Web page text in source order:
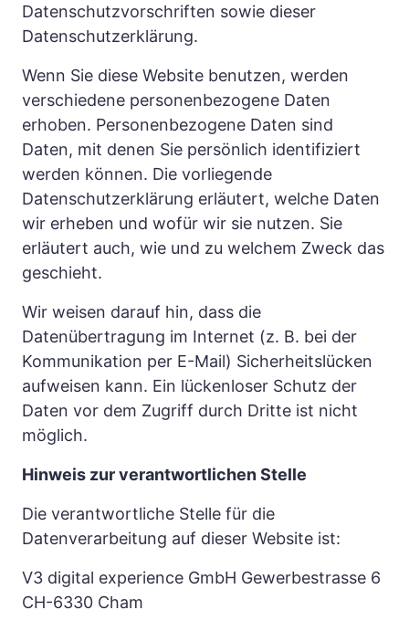
Datenschutzvorschriften sowie dieser
Datenschutzerklärung.
Wenn Sie diese Website benutzen, werden
verschiedene personenbezogene Daten
erhoben. Personenbezogene Daten sind
Daten, mit denen Sie persönlich identifiziert
werden können. Die vorliegende
Datenschutzerklärung erläutert, welche Daten
wir erheben und wofür wir sie nutzen. Sie
erläutert auch, wie und zu welchem Zweck das
geschieht.
Wir weisen darauf hin, dass die
Datenübertragung im Internet (z. B. bei der
Kommunikation per E-Mail) Sicherheitslücken
aufweisen kann. Ein lückenloser Schutz der
Daten vor dem Zugriff durch Dritte ist nicht
möglich.
Hinweis zur verantwortlichen Stelle
Die verantwortliche Stelle für die
Datenverarbeitung auf dieser Website ist:
V3 digital experience GmbH Gewerbestrasse 6
CH-6330 Cham